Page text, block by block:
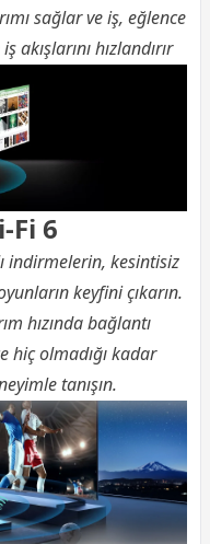
sağlar ve iş, eğlence
hızlandırır
Fi 6
indirmelerin, kesintisiz
keyfini çıkarın.
hızında bağlantı
hiç olmadığı kadar
tanışın.